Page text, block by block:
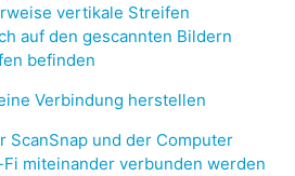
vertikale Streifen
auf den gescannten Bildern
befinden
Verbindung herstellen
ScanSnap und der Computer
miteinander verbunden werden